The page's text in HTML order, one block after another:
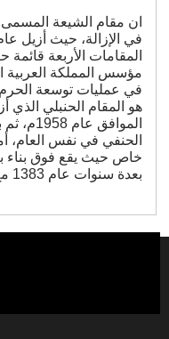
ان مقام الشيعة المسمى
المقامات الأربعة
مؤسس المملكة العربية
في عمليات توسعة الحرم
الموافق
الحنفي في نفس العام،
خاص حيث يقع فوق بناء
بعدة سنوات عام 1383 مع بناية البئر.